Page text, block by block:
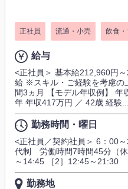
正社員 流通・小売 飲食
給与
<正社員＞ 基本給212,960円
給 ※スキル・ご経験を考慮
間3ヵ月 【モデル年収例】
年 年収417万円 ／ 42歳 経験...
勤務時間・曜日
<正社員／契約社員＞ 6：00
代制 労働時間7時間45分（
～14:45 ［2］12:45～21:30
勤務地